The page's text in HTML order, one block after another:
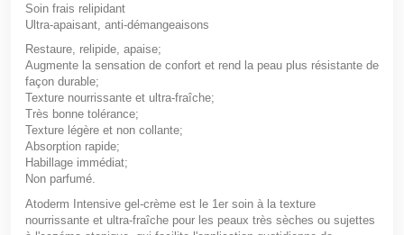
Soin frais relipidant
Ultra-apaisant, anti-démangeaisons
Restaure, relipide, apaise;
Augmente la sensation de confort et rend la peau plus résistante de
façon durable;
Texture nourrissante et ultra-fraîche;
Très bonne tolérance;
Texture légère et non collante;
Absorption rapide;
Habillage immédiat;
Non parfumé.
Atoderm Intensive gel-crème est le 1er soin à la texture
nourrissante et ultra-fraîche pour les peaux très sèches ou sujettes